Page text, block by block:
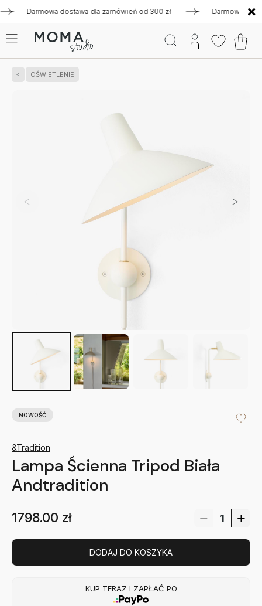
Darmowa dostawa dla zamówień od 300 zł Darmowa dostawa
OŚWIETLENIE
NOWOŚĆ
&Tradition
Lampa Ścienna Tripod Biała
Andtradition
1798.00 zł
DODAJ DO KOSZYKA
KUP TERAZ I ZAPŁAĆ PO